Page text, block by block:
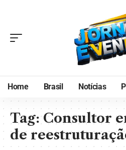
Home Brasil Notícias
Tag:Consultor
de